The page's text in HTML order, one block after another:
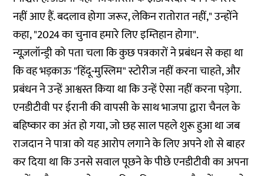
नहीं आए हैं. बदलाव होगा जरूर, लेकिन रातोरात नहीं," उन्होंने
कहा, "2024 का चुनाव हमारे लिए इम्तिहान होगा".
न्यूज़लॉन्ड्री को पता चला कि कुछ पत्रकारों ने प्रबंधन से कहा था
कि वह भड़काऊ "हिंदू-मुस्लिम" स्टोरीज नहीं करना चाहते, और
प्रबंधन ने उन्हें आश्वस्त किया था कि उन्हें ऐसा नहीं करना पड़ेगा.
एनडीटीवी पर ईरानी की वापसी के साथ भाजपा द्वारा चैनल के
बहिष्कार का अंत हो गया, जो छह साल पहले शुरू हुआ था जब
राजदान ने पात्रा को यह आरोप लगाने के लिए अपनेशो से बाहर
कर दियाथा कि उनसे सवाल पूछने के पीछे एनडीटीवी का अपना